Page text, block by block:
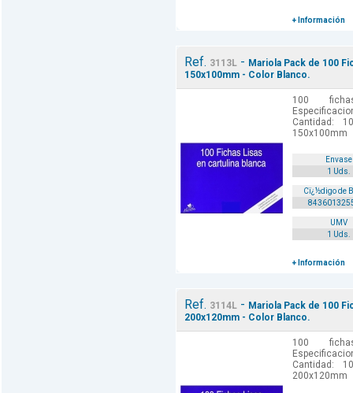
+ Información
Ref. 3113L- Mariola Pack de 100
150x100mm - Color Blanco.
100
Cantidad:
150x100mm
Envase
1 Uds.
Cï¿½digo de
UMV
1 Uds.
+ Información
Ref. 3114L- Mariola Pack de 100
200x120mm - Color Blanco.
100
Cantidad:
200x120mm